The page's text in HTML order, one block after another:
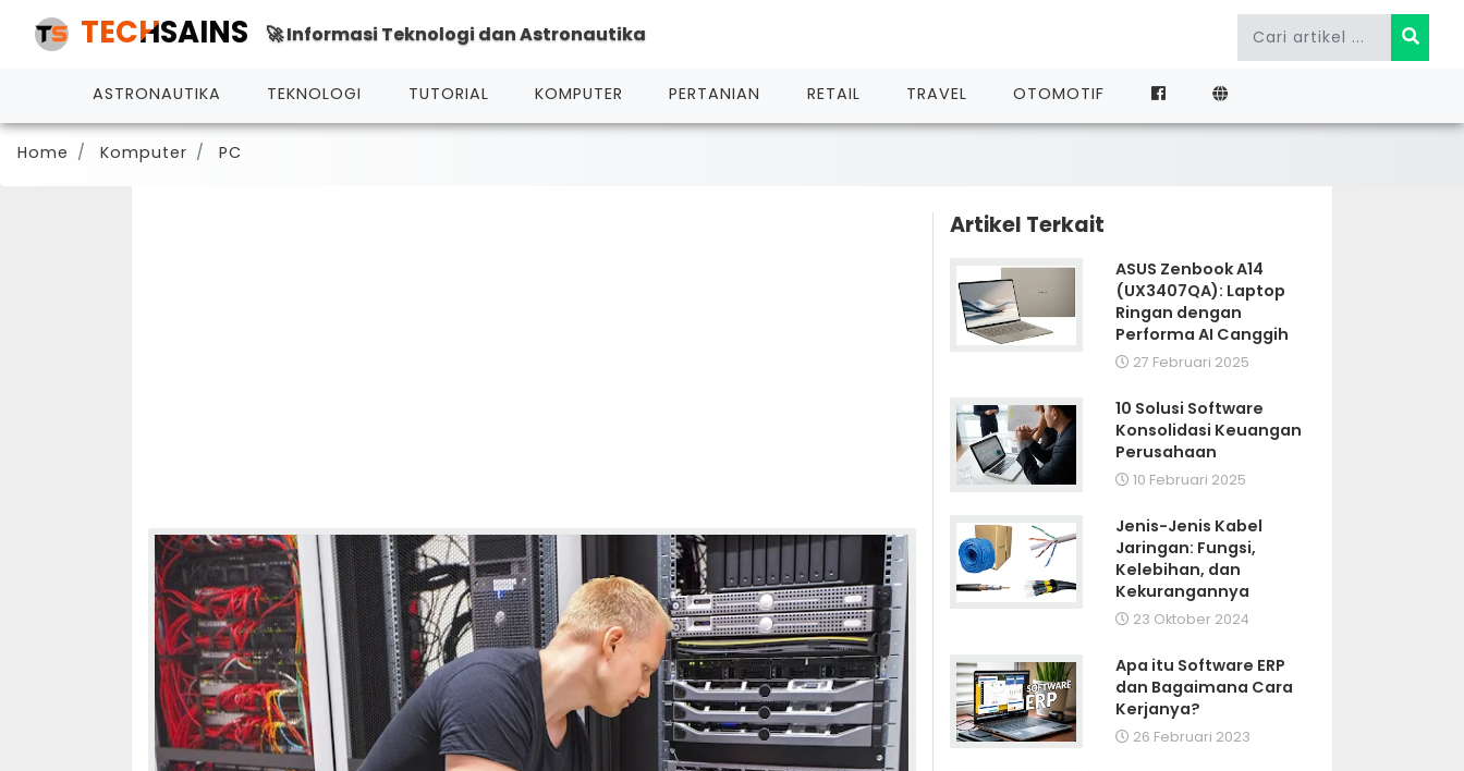
TECHSAINS 🚀 Informasi Teknologi dan Astronautika
ASTRONAUTIKA TEKNOLOGI TUTORIAL KOMPUTER PERTANIAN RETAIL TRAVEL OTOMOTIF
Home Komputer PC
Artikel Terkait
ASUS Zenbook A14
(UX3407QA): Laptop
Ringan dengan
Performa AI Canggih
27 Februari 2025
10 Solusi Software
Konsolidasi Keuangan
Perusahaan
10 Februari 2025
Jenis-Jenis Kabel
Jaringan: Fungsi,
Kelebihan, dan
Kekurangannya
23 Oktober 2024
Apa itu Software ERP
dan Bagaimana Cara
Kerjanya?
26 Februari 2023